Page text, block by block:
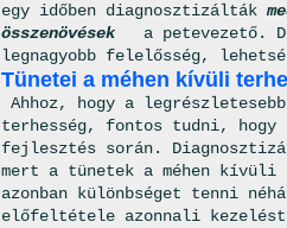
egy időben diagnosztizálták
összenövések
a petevezető.
legnagyobb felelősség,
Tünetei a méhen kívüli
Ahhoz, hogy a
terhesség, fontos tudni, hogy
fejlesztés során.
mert a tünetek a méhen kívüli
azonban különbséget tenni
előfeltétele azonnali